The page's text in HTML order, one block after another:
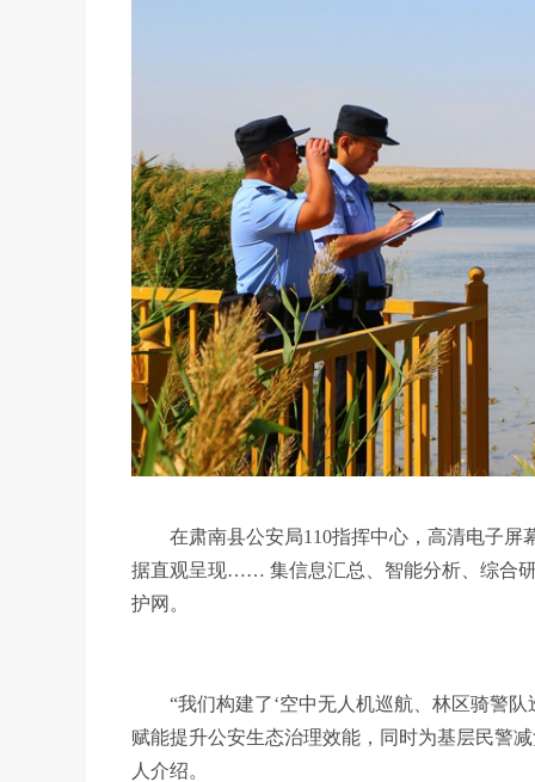
在肃南县公安局110指挥中心，高清电子
据直观呈现…… 集信息汇总、智能分析、综合
护网。
“我们构建了‘空中无人机巡航、林区骑警
赋能提升公安生态治理效能，同时为基层民警
人介绍。